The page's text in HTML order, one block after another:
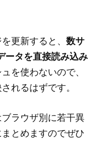
更新すると、 数サ
ータを直接読み込み
を使わないので、
れるはずです。
ラウザ別に若干異
とめますのでぜひ